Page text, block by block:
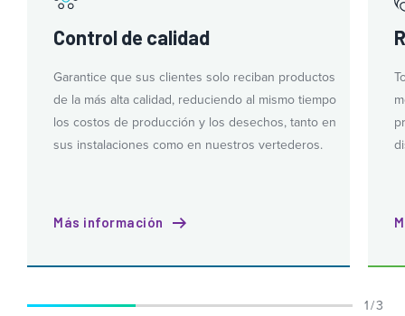
Control de calidad
Garantice que sus clientes solo reciban productos
de la más alta calidad, reduciendo al mismo tiempo
los costos de producción y los desechos, tanto en
sus instalaciones como en nuestros vertederos.
Más información
1 / 3